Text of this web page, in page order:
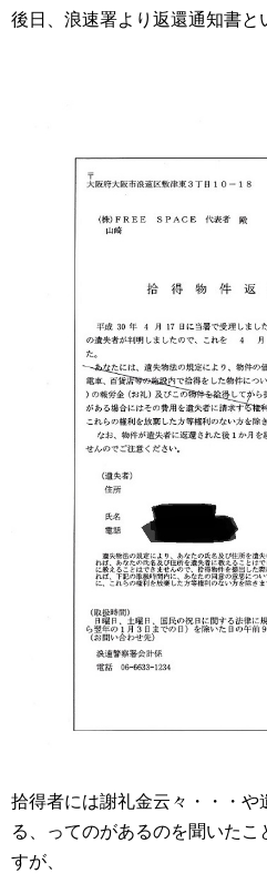
後日、浪速署より返還通知書と
拾得者には謝礼金云々・・・や
る、ってのがあるのを聞いたこ
すが、